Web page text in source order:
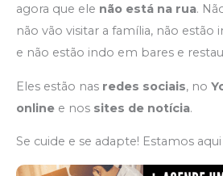
agora que ele não está na rua.
não vão visitar a família, não estão
e não estão indo em bares e
Eles estão nas redes sociais, no
online e nos sites de notícia.
Se cuide e se adapte! Estamos